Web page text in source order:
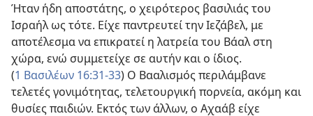
Ήταν ήδη αποστάτης, ο χειρότερος βασιλιάς του
Ισραήλ ως τότε. Είχε παντρευτεί την Ιεζάβελ, με
αποτέλεσμα να επικρατεί η λατρεία του Βάαλ στη
χώρα, ενώ συμμετείχε σε αυτήν και ο ίδιος.
(1 Βασιλέων 16:31-33) Ο Βααλισμός περιλάμβανε
τελετές γονιμότητας, τελετουργική πορνεία, ακόμη και
θυσίες παιδιών. Εκτός των άλλων, ο Αχαάβ είχε